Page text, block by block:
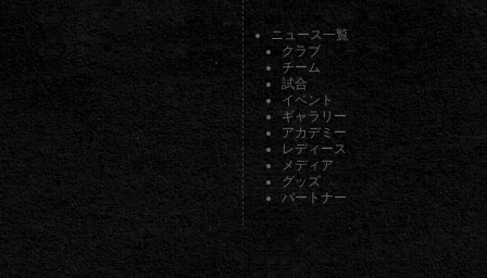
ニュース一覧
クラブ
チーム
試合
イベント
ギャラリー
アカデミー
レディース
メディア
グッズ
パートナー